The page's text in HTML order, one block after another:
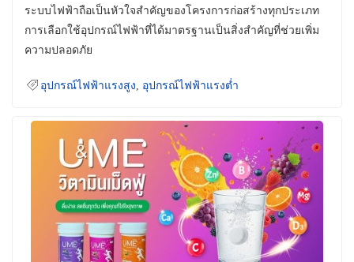
ระบบไฟฟ้าถือเป็นหัวใจสำคัญของโครงการก่อสร้างทุกประเภท
การเลือกใช้อุปกรณ์ไฟฟ้าที่ได้มาตรฐานเป็นสิ่งสำคัญที่ช่วยเพิ่ม
ความปลอดภัย
อุปกรณ์ไฟฟ้าแรงสูง อุปกรณ์ไฟฟ้าแรงต่ำ